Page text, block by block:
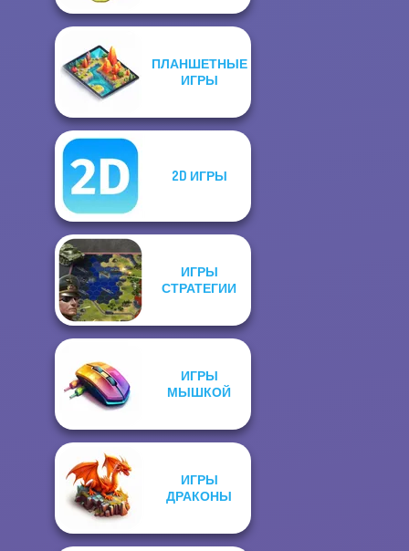
ПЛАНШЕТНЫЕ
ИГРЫ
2D ИГРЫ
ИГРЫ
СТРАТЕГИИ
ИГРЫ
МЫШКОЙ
ИГРЫ
ДРАКОНЫ